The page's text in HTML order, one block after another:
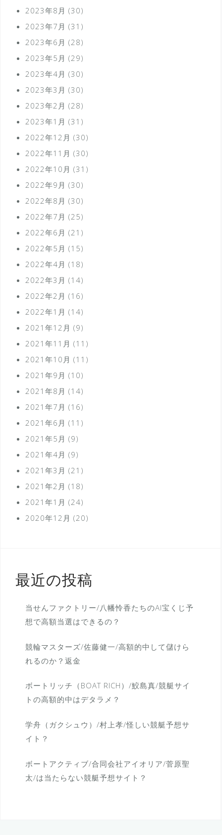
2023年8月 (30)
2023年7月 (31)
2023年6月 (28)
2023年5月 (29)
2023年4月 (30)
2023年3月 (30)
2023年2月 (28)
2023年1月 (31)
2022年12月 (30)
2022年11月 (30)
2022年10月 (31)
2022年9月 (30)
2022年8月 (30)
2022年7月 (25)
2022年6月 (21)
2022年5月 (15)
2022年4月 (18)
2022年3月 (14)
2022年2月 (16)
2022年1月 (14)
2021年12月 (9)
2021年11月 (11)
2021年10月 (11)
2021年9月 (10)
2021年8月 (14)
2021年7月 (16)
2021年6月 (11)
2021年5月 (9)
2021年4月 (9)
2021年3月 (21)
2021年2月 (18)
2021年1月 (24)
2020年12月 (20)
最近の投稿
当せんファクトリー/八幡怜香たちのAI宝くじ予
想で高額当選はできるの？
競輪マスターズ/佐藤健一/高額的中して儲けら
れるのか？返金
ボートリッチ（BOAT RICH）/鮫島真/競艇サイ
トの高額的中はデタラメ？
学舟（ガクシュウ）/村上孝/怪しい競艇予想サ
イト？
ボートアクティブ/合同会社アイオリア/菅原聖
太/は当たらない競艇予想サイト？